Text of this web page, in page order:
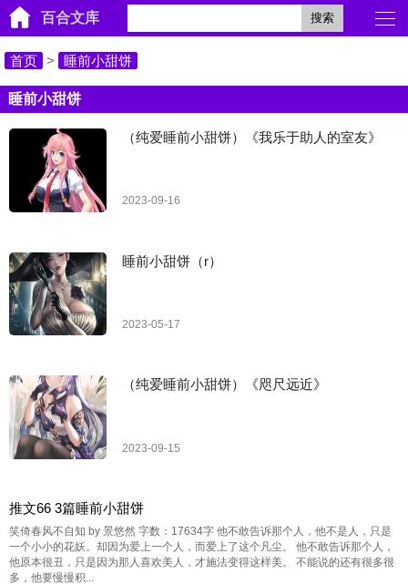
百合文库 搜索
首页 > 睡前小甜饼
睡前小甜饼
（纯爱睡前小甜饼）《我乐于助人的室友》
2023-09-16
睡前小甜饼（r）
2023-05-17
（纯爱睡前小甜饼）《咫尺远近》
2023-09-15
推文66 3篇睡前小甜饼
笑倚春风不自知 by 景悠然 字数：17634字 他不敢告诉那个人，他不是人，只是
一个小小的花妖。却因为爱上一个人，而爱上了这个凡尘。 他不敢告诉那个人，
他原本很丑，只是因为那人喜欢美人，才施法变得这样美。 不能说的还有很多很
多，他要慢慢积...